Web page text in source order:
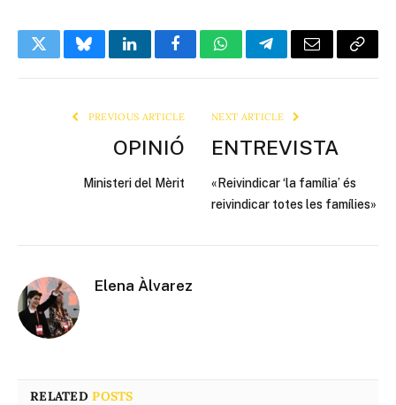
TwitterBlueskyLinkedInFacebookWhatsAppTelegramEmail Copy
PREVIOUS ARTICLE
OPINIÓ
Ministeri del Mèrit
NEXT ARTICLE
ENTREVISTA
«Reivindicar ‘la família’ és
reivindicar totes les famílies»
Elena Àlvarez
RELATEDPOSTS